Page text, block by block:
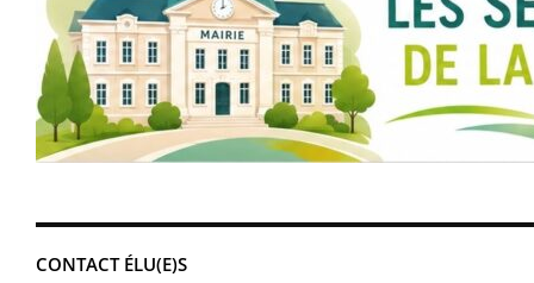
CONTACT ÉLU(E)S